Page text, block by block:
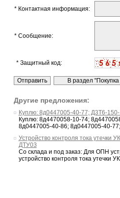
* Контактная информация:
* Сообщение:
* Защитный код:
Другие предложения:
Куплю: 8д0447005-40-77; Д3Т6-
Куплю: 8д4470058-10-74;
8д0447005-40-86; 8д0447005-40-
Устройство контроля тока
ДТУ03
Со склада и под заказ: Для ОПН
устройство контроля тока утечки